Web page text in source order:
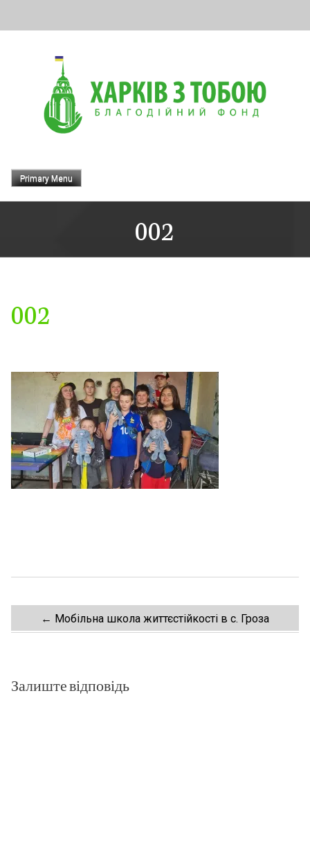
Primary Menu
002
002
Post
← Мобільна школа життєстійкості в с. Гроза
Залиште відповідь